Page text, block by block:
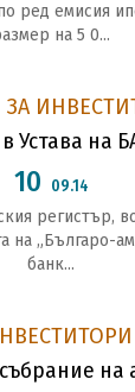
ред емисия
на 5 0...
ЗА
Устава на
10 09.14
регистър,
на „Българо-
банк...
на